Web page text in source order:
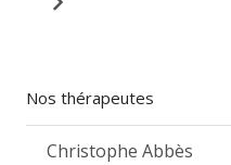
Nos thérapeutes
Christophe Abbès